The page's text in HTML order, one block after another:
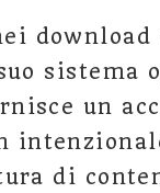
sistema
un
di